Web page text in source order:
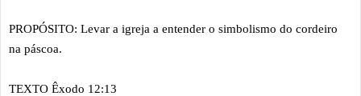
PROPÓSITO: Levar a igreja a entender o simbolismo do cordeiro
na páscoa.
TEXTO Êxodo 12:13